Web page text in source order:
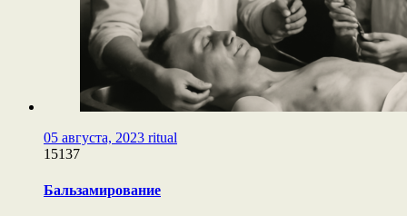
05 августа, 2023 ritual
15137
Бальзамирование